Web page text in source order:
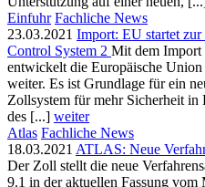
Einfuhr Fachliche News
23.03.2021 Import: EU startet
Control System 2 Mit dem Import
entwickelt die Europäische
weiter. Es ist Grundlage für ein
Zollsystem für mehr Sicherheit in
des [...] weiter
Atlas Fachliche News
18.03.2021 ATLAS: Neue
Der Zoll stellt die neue
9.1 in der aktuellen Fassung vom